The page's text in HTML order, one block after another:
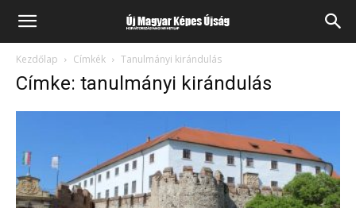
Kezdőlap Címkék Tanulmányi kirándulás
Címke: tanulmányi kirándulás